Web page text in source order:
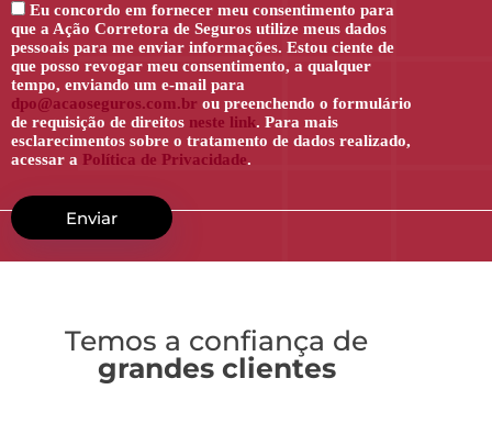
Eu concordo em fornecer meu consentimento para
que a Ação Corretora de Seguros utilize meus dados
pessoais para me enviar informações. Estou ciente de
que posso revogar meu consentimento, a qualquer
tempo, enviando um e-mail para
dpo@acaoseguros.com.br ou preenchendo o formulário
de requisição de direitos neste link. Para mais
esclarecimentos sobre o tratamento de dados realizado,
acessar a Política de Privacidade.
Temos a confiança de
grandes clientes